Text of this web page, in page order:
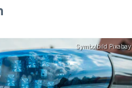
Symbolbild Pixabay